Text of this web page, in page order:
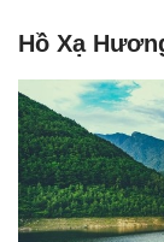
Hồ Xạ